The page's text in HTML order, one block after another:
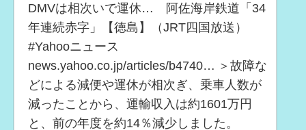
DMVは相次いで運休… 阿佐海岸鉄道「34
年連続赤字」【徳島】（JRT四国放送）
#Yahooニュース
news.yahoo.co.jp/articles/b4740… ＞故障な
どによる減便や運休が相次ぎ、乗車人数が
減ったことから、運輸収入は約1601万円
と、前の年度を約14％減少しました。